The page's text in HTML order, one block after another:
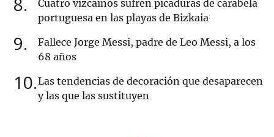
Cuatro vizcainos sufren picaduras de carabela
portuguesa en las playas de Bizkaia
9
Fallece Jorge Messi, padre de Leo Messi, a los
68 años
10 Las tendencias de decoración que desaparecen
y las que las sustituyen